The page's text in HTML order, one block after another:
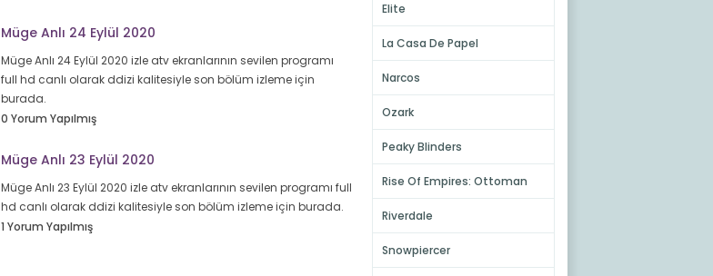
Müge Anlı 24 Eylül 2020
Müge Anlı 24 Eylül 2020 izle atv ekranlarının sevilen programı
full hd canlı olarak ddizi kalitesiyle son bölüm izleme için
burada.
0 Yorum Yapılmış
Müge Anlı 23 Eylül 2020
Müge Anlı 23 Eylül 2020 izle atv ekranlarının sevilen programı full
hd canlı olarak ddizi kalitesiyle son bölüm izleme için burada.
1 Yorum Yapılmış
Elite
La Casa De Papel
Narcos
Ozark
Peaky Blinders
Rise Of Empires: Ottoman
Riverdale
Snowpiercer